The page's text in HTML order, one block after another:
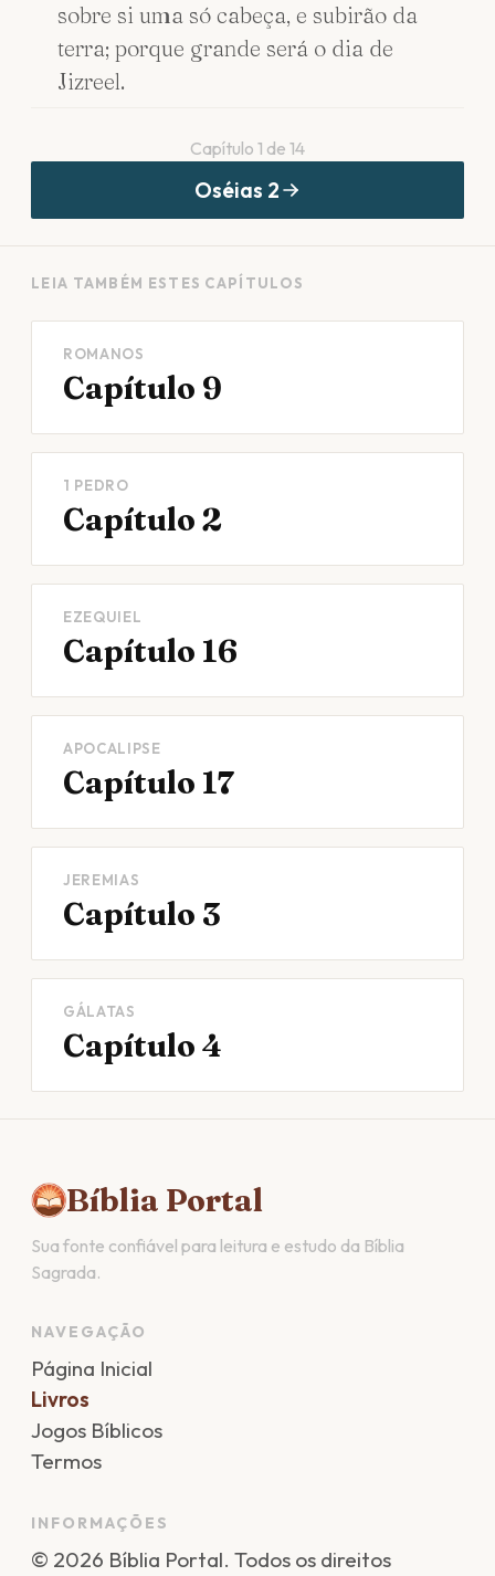
sobre si uma só cabeça, e subirão da
terra; porque grande será o dia de
Jizreel.
Capítulo 1 de 14
Oséias 2
LEIA TAMBÉM ESTES CAPÍTULOS
ROMANOS
Capítulo 9
1 PEDRO
Capítulo 2
EZEQUIEL
Capítulo 16
APOCALIPSE
Capítulo 17
JEREMIAS
Capítulo 3
GÁLATAS
Capítulo 4
Bíblia Portal
Sua fonte confiável para leitura e estudo da Bíblia
Sagrada.
NAVEGAÇÃO
Página Inicial
Livros
Jogos Bíblicos
Termos
INFORMAÇÕES
© 2026 Bíblia Portal. Todos os direitos